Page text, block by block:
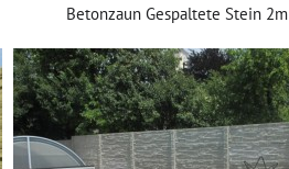
Betonzaun Gespaltete Stein 2m